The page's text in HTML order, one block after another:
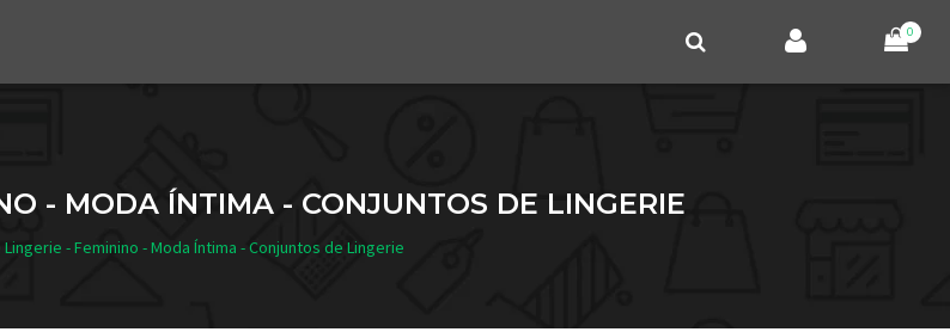
0
- MODA ÍNTIMA - CONJUNTOS DE LINGERIE
Lingerie - Feminino - Moda Íntima - Conjuntos de Lingerie